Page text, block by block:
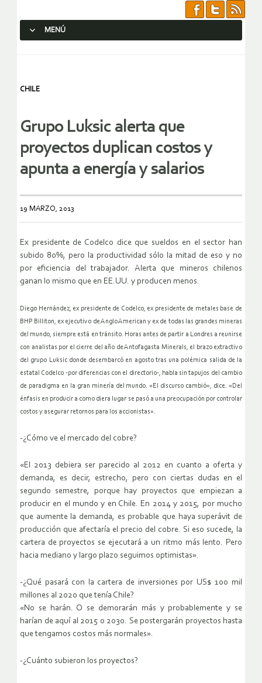
MENÚ
CHILE
Grupo Luksic alerta que
proyectos duplican costos y
apunta a energía y salarios
19 MARZO, 2013
Ex presidente de Codelco dice que sueldos en el sector han
subido 80%, pero la productividad sólo la mitad de eso y no
por eficiencia del trabajador. Alerta que mineros chilenos
ganan lo mismo que en EE.UU. y producen menos.
Diego Hernández, ex presidente de Codelco, ex presidente de metales base de
BHP Billiton, ex ejecutivo de Anglo American y ex de todas las grandes mineras
del mundo, siempre está en tránsito. Horas antes de partir a Londres a reunirse
con analistas por el cierre del año de Antofagasta Minerals, el brazo extractivo
del grupo Luksic donde desembarcó en agosto tras una polémica salida de la
estatal Codelco -por diferencias con el directorio-, habla sin tapujos del cambio
de paradigma en la gran minería del mundo. «El discurso cambió», dice. «Del
énfasis en producir a como diera lugar se pasó a una preocupación por controlar
costos y asegurar retornos para los accionistas».
-¿Cómo ve el mercado del cobre?
«El 2013 debiera ser parecido al 2012 en cuanto a oferta y
demanda, es decir, estrecho, pero con ciertas dudas en el
segundo semestre, porque hay proyectos que empiezan a
producir en el mundo y en Chile. En 2014 y 2015, por mucho
que aumente la demanda, es probable que haya superávit de
producción que afectaría el precio del cobre. Si eso sucede, la
cartera de proyectos se ejecutará a un ritmo más lento. Pero
hacia mediano y largo plazo seguimos optimistas».
-¿Qué pasará con la cartera de inversiones por US$ 100 mil
millones al 2020 que tenía Chile?
«No se harán. O se demorarán más y probablemente y se
harían de aquí al 2015 o 2030. Se postergarán proyectos hasta
que tengamos costos más normales».
-¿Cuánto subieron los proyectos?